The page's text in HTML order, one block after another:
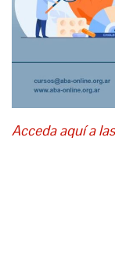
Acceda aquí a